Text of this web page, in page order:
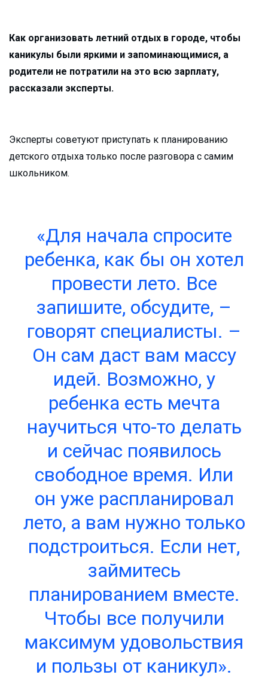
Как организовать летний отдых в городе, чтобы
каникулы были яркими и запоминающимися, а
родители не потратили на это всю зарплату,
рассказали эксперты.
Эксперты советуют приступать к планированию
детского отдыха только после разговора с самим
школьником.
«Для начала спросите
ребенка, как бы он хотел
провести лето. Все
запишите, обсудите, –
говорят специалисты. –
Он сам даст вам массу
идей. Возможно, у
ребенка есть мечта
научиться что-то делать
и сейчас появилось
свободное время. Или
он уже распланировал
лето, а вам нужно только
подстроиться. Если нет,
займитесь
планированием вместе.
Чтобы все получили
максимум удовольствия
и пользы от каникул».